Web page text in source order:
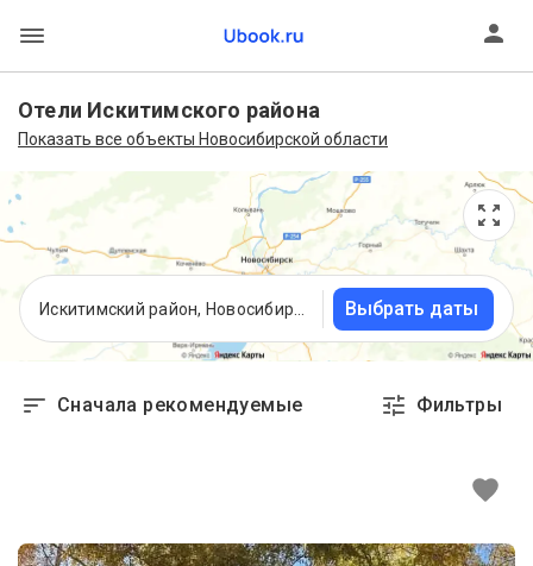
Отели Искитимского района
Показать все объекты Новосибирской области
Выбрать даты
Сначала рекомендуемые Фильтры